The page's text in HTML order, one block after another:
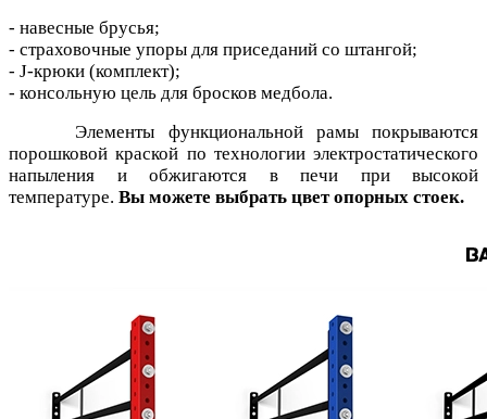
- навесные брусья;
- страховочные упоры для приседаний со штангой;
- J-крюки (комплект);
- консольную цель для бросков медбола.
Элементы функциональной рамы покрываются
порошковой краской по технологии электростатического
напыления и обжигаются в печи при высокой
температуре. Вы можете выбрать цвет опорных стоек.